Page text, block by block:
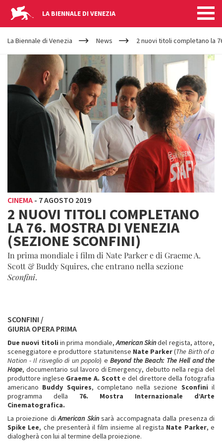
LA BIENNALE DI VENEZIA
YOUR
ARE
HERE
La Biennale di Venezia News 2 nuovi titoli completano la
CINEMA - 7 AGOSTO 2019
2 NUOVI TITOLI COMPLETANO
LA 76. MOSTRA DI VENEZIA
(SEZIONE SCONFINI)
In prima mondiale i film di Nate Parker e di Graeme A.
Scott & Buddy Squires, che entrano nella sezione
Sconfini.
SCONFINI /
GIURIA OPERA PRIMA
Due nuovi titoli in prima mondiale,American Skindel regista, attore,
sceneggiatore e produttore statunitense Nate Parker(The Birth of a
Nation - Il risveglio di un popolo) e Beyond the Beach: The Hell and the
Hope, documentario sul lavoro di Emergency, debutto nella regia del
produttore inglese Graeme A. Scott e del direttore della fotografia
americano Buddy Squires, completano nella sezione Sconfini il
programma della 76. Mostra Internazionale d’Arte
Cinematografica.
La proiezione diAmerican Skinsarà accompagnata dalla presenza di
Spike Lee, che presenterà il film insieme al regista Nate Parker, e
dialogherà con lui al termine della proiezione.